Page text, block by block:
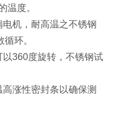
温度。
机，耐高温之不锈钢
环。
360度旋转，不锈钢试
涨性密封条以确保测